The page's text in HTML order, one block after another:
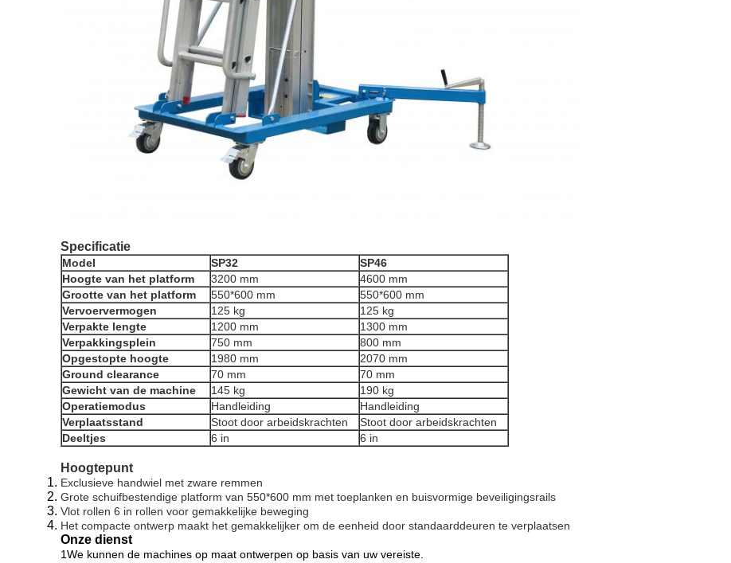
Specificatie
Model SP32
SP46
Hoogte van het platform
3200 mm
4600 mm
Grootte van het platform
550*600 mm
550*600 mm
Vervoervermogen
125 kg
125 kg
Verpakte lengte
1200 mm
1300 mm
Verpakkingsplein
750 mm
800 mm
Opgestopte hoogte
1980 mm
2070 mm
Ground clearance
70 mm
70 mm
Gewicht van de machine
145 kg
190 kg
Operatiemodus
Handleiding
Handleiding
Verplaatsstand
Stoot door arbeidskrachten
Stoot door arbeidskrachten
Deeltjes
6 in 6 in
Hoogtepunt
Exclusieve handwiel met zware remmen
Grote schuifbestendige platform van 550*600 mm met toeplanken en buisvormige beveiligingsrails
Vlot rollen 6 in rollen voor gemakkelijke beweging
Het compacte ontwerp maakt het gemakkelijker om de eenheid door standaarddeuren te verplaatsen
Onze dienst
1We kunnen de machines op maat ontwerpen op basis van uw vereiste.